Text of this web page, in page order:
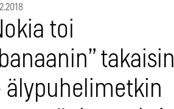
toi
takaisin
älypuhelimetkin